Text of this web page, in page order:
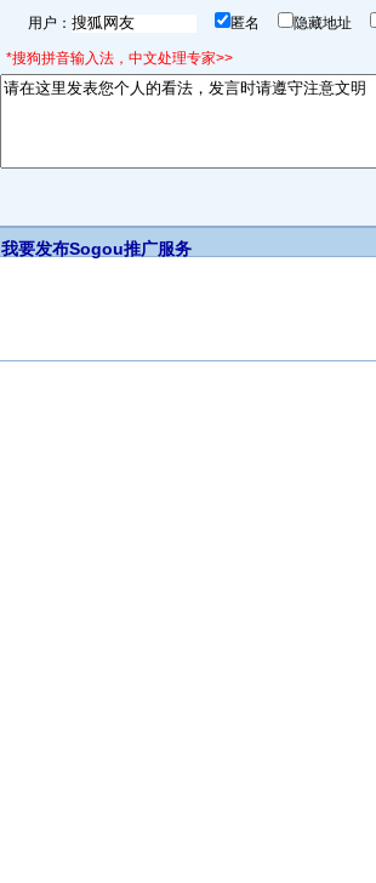
用户： 匿名 隐藏地址
*搜狗拼音输入法，中文处理专家>>
我要发布Sogou推广服务